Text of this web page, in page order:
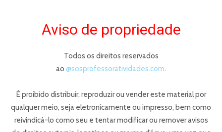
Aviso de propriedade
Todos os direitos reservados
ao @sosprofessoratividades.com.
É proibido distribuir, reproduzir ou vender este material por
qualquer meio, seja eletronicamente ou impresso, bem como
reivindicá-lo como seu e tentar modificar ou remover avisos